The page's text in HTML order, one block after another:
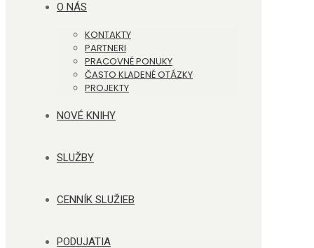
O NÁS
KONTAKTY
PARTNERI
PRACOVNÉ PONUKY
ČASTO KLADENÉ OTÁZKY
PROJEKTY
NOVÉ KNIHY
SLUŽBY
CENNÍK SLUŽIEB
PODUJATIA